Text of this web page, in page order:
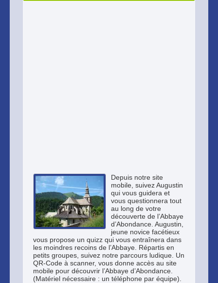
Depuis notre site
mobile, suivez Augustin
qui vous guidera et
vous questionnera tout
au long de votre
découverte de l’Abbaye
d’Abondance. Augustin,
jeune novice facétieux
vous propose un quizz qui vous entraînera dans
les moindres recoins de l’Abbaye. Répartis en
petits groupes, suivez notre parcours ludique. Un
QR-Code à scanner, vous donne accès au site
mobile pour découvrir l’Abbaye d’Abondance.
(Matériel nécessaire : un téléphone par équipe).